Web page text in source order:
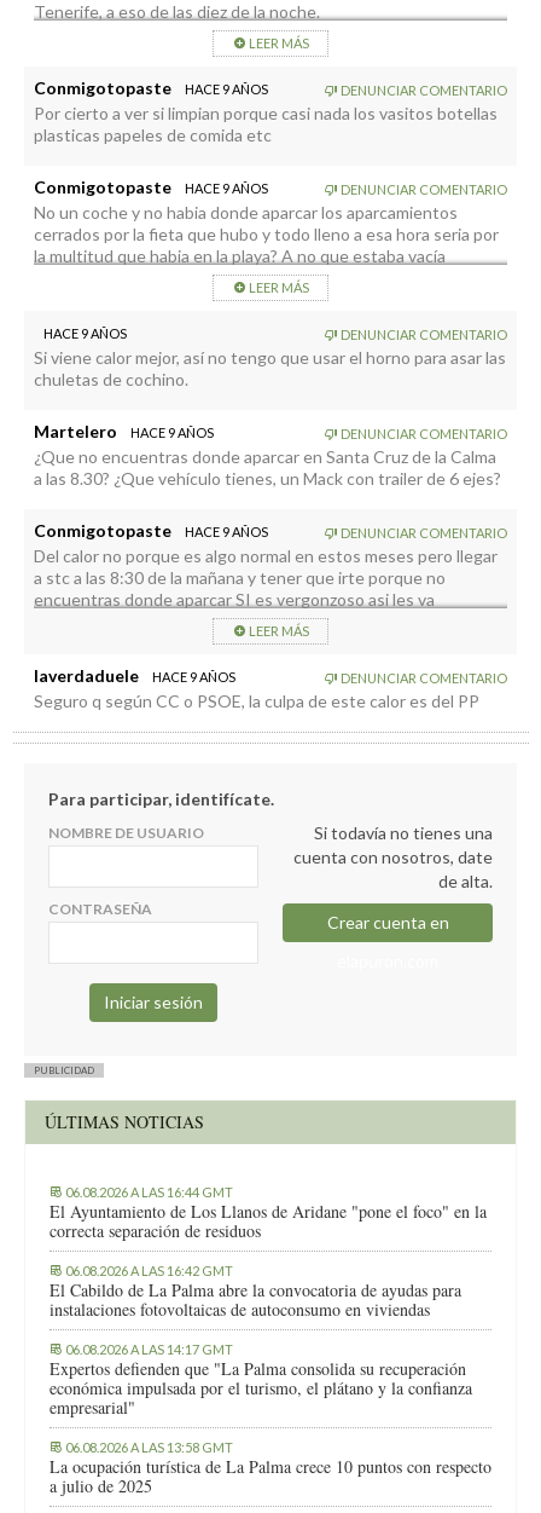
Tenerife, a eso de las diez de la noche.
LEER MÁS
Conmigotopaste HACE 9 AÑOS DENUNCIAR COMENTARIO
Por cierto a ver si limpian porque casi nada los vasitos botellas
plasticas papeles de comida etc
Conmigotopaste HACE 9 AÑOS DENUNCIAR COMENTARIO
No un coche y no habia donde aparcar los aparcamientos
cerrados por la fieta que hubo y todo lleno a esa hora seria por
la multitud que habia en la playa? A no que estaba vacía
LEER MÁS
HACE 9 AÑOS DENUNCIAR COMENTARIO
Si viene calor mejor, así no tengo que usar el horno para asar las
chuletas de cochino.
Martelero HACE 9 AÑOS DENUNCIAR COMENTARIO
¿Que no encuentras donde aparcar en Santa Cruz de la Calma
a las 8.30? ¿Que vehículo tienes, un Mack con trailer de 6 ejes?
Conmigotopaste HACE 9 AÑOS DENUNCIAR COMENTARIO
Del calor no porque es algo normal en estos meses pero llegar
a stc a las 8:30 de la mañana y tener que irte porque no
encuentras donde aparcar SI es vergonzoso asi les va
LEER MÁS
laverdaduele HACE 9 AÑOS DENUNCIAR COMENTARIO
Seguro q según CC o PSOE, la culpa de este calor es del PP
Para participar, identifícate.
NOMBRE DE USUARIO
CONTRASEÑA
Si todavía no tienes una
cuenta con nosotros, date
de alta.
Crear cuenta en
PUBLICIDAD
ÚLTIMAS NOTICIAS
06.08.2026 A LAS 16:44 GMT
El Ayuntamiento de Los Llanos de Aridane "pone el foco" en la
correcta separación de residuos
06.08.2026 A LAS 16:42 GMT
El Cabildo de La Palma abre la convocatoria de ayudas para
instalaciones fotovoltaicas de autoconsumo en viviendas
06.08.2026 A LAS 14:17 GMT
Expertos defienden que "La Palma consolida su recuperación
económica impulsada por el turismo, el plátano y la confianza
empresarial"
06.08.2026 A LAS 13:58 GMT
La ocupación turística de La Palma crece 10 puntos con respecto
a julio de 2025